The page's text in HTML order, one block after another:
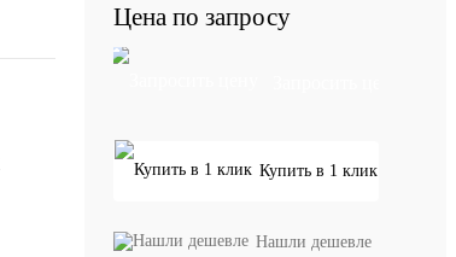
Цена по запросу
Купить в 1 клик
Нашли дешевле